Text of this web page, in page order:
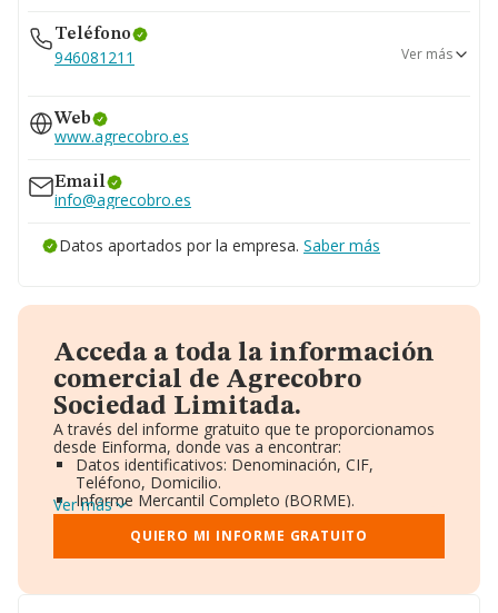
Teléfono
946081211
656...
Ver teléfono 656...
946022200
Ver más
Web
www.agrecobro.es
Email
info@agrecobro.es
Datos aportados por la empresa. Saber más
Acceda a toda la información
comercial de Agrecobro
Sociedad Limitada.
A través del informe gratuito que te proporcionamos
desde Einforma, donde vas a encontrar:
Datos identificativos: Denominación, CIF,
Teléfono, Domicilio.
Informe Mercantil Completo (BORME).
Gráficos de Evolución Ventas y Empleados.
Consejo de Administración y Administradores.
Directivos y Ejecutivos.
Ver más
QUIERO MI INFORME GRATUITO